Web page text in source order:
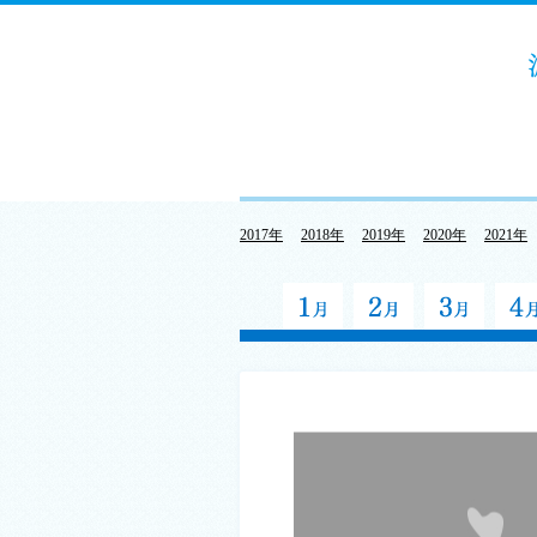
2017年 2018年 2019年 2020年 2021年